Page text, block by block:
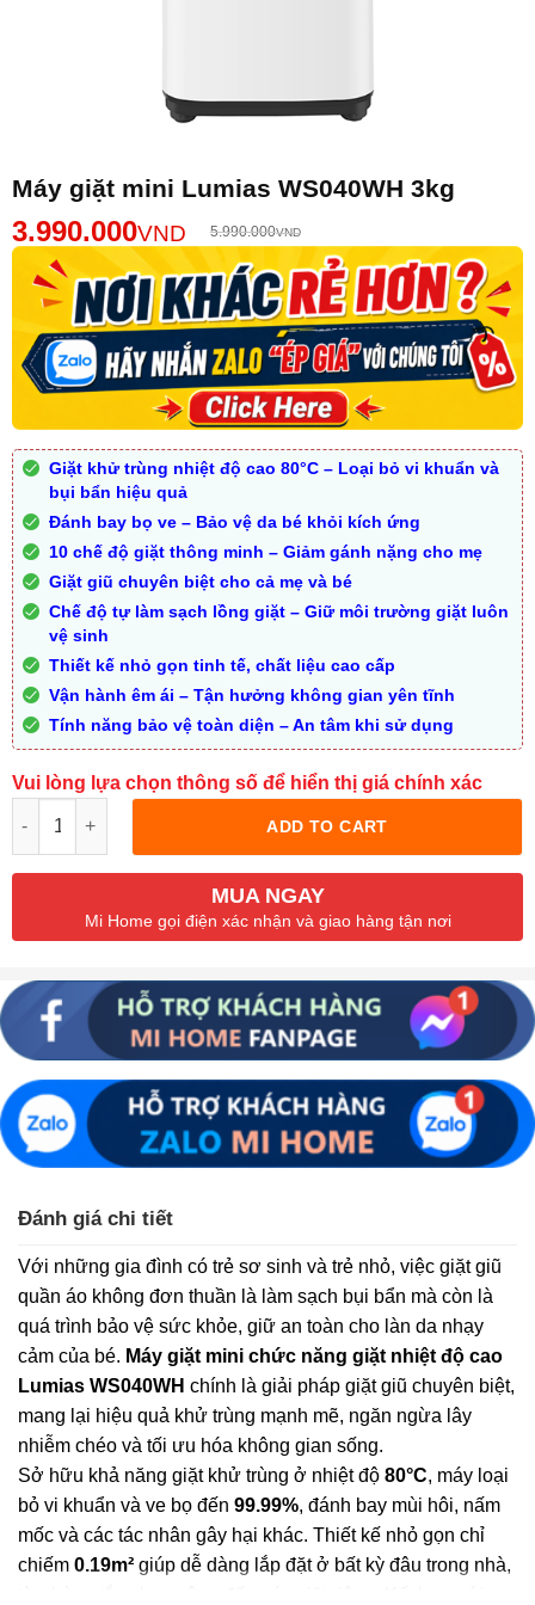
Máy giặt mini Lumias WS040WH 3kg
3.990.000VND 5.990.000VND
Giặt khử trùng nhiệt độ cao 80°C – Loại bỏ vi khuẩn và
bụi bẩn hiệu quả
Đánh bay bọ ve – Bảo vệ da bé khỏi kích ứng
10 chế độ giặt thông minh – Giảm gánh nặng cho mẹ
Giặt giũ chuyên biệt cho cả mẹ và bé
Chế độ tự làm sạch lồng giặt – Giữ môi trường giặt luôn
vệ sinh
Thiết kế nhỏ gọn tinh tế, chất liệu cao cấp
Vận hành êm ái – Tận hưởng không gian yên tĩnh
Tính năng bảo vệ toàn diện – An tâm khi sử dụng
Vui lòng lựa chọn thông số để hiển thị giá chính xác
ADD TO CART
MUA NGAY
Mi Home gọi điện xác nhận và giao hàng tận nơi
Đánh giá chi tiết
Với những gia đình có trẻ sơ sinh và trẻ nhỏ, việc giặt giũ
quần áo không đơn thuần là làm sạch bụi bẩn mà còn là
quá trình bảo vệ sức khỏe, giữ an toàn cho làn da nhạy
cảm của bé. Máy giặt mini chức năng giặt nhiệt độ cao
Lumias WS040WH chính là giải pháp giặt giũ chuyên biệt,
mang lại hiệu quả khử trùng mạnh mẽ, ngăn ngừa lây
nhiễm chéo và tối ưu hóa không gian sống.
Sở hữu khả năng giặt khử trùng ở nhiệt độ 80°C, máy loại
bỏ vi khuẩn và ve bọ đến 99.99%, đánh bay mùi hôi, nấm
mốc và các tác nhân gây hại khác. Thiết kế nhỏ gọn chỉ
chiếm 0.19m² giúp dễ dàng lắp đặt ở bất kỳ đâu trong nhà,